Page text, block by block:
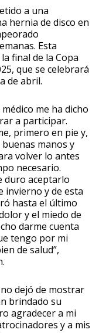
a una
hernia de disco en
Esta
final de la Copa
que se celebrará
de abril.
me ha dicho
a participar.
primero en pie y,
manos y
volver lo antes
necesario.
duro aceptarlo
invierno y de esta
hasta el último
y el miedo de
darme cuenta
tengo por mi
de salud”,
dejó de mostrar
brindado su
agradecer a mi
y a mis